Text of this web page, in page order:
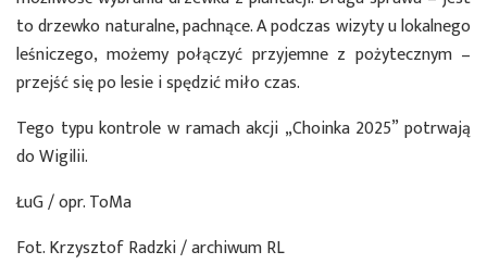
to drzewko naturalne, pachnące. A podczas wizyty u lokalnego
leśniczego, możemy połączyć przyjemne z pożytecznym –
przejść się po lesie i spędzić miło czas.
Tego typu kontrole w ramach akcji „Choinka 2025” potrwają
do Wigilii.
ŁuG / opr. ToMa
Fot. Krzysztof Radzki / archiwum RL